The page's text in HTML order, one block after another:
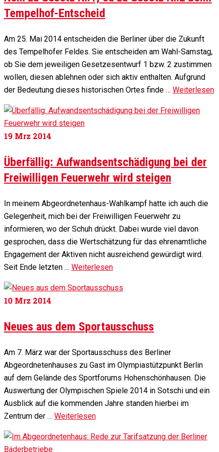
Tempelhof-Entscheid
Am 25. Mai 2014 entscheiden die Berliner über die Zukunft
des Tempelhofer Feldes. Sie entscheiden am Wahl-Samstag,
ob Sie dem jeweiligen Gesetzesentwurf 1 bzw. 2 zustimmen
wollen, diesen ablehnen oder sich aktiv enthalten. Aufgrund
der Bedeutung dieses historischen Ortes finde … Weiterlesen
19 Mrz 2014
Überfällig: Aufwandsentschädigung bei der
Freiwilligen Feuerwehr wird steigen
In meinem Abgeordnetenhaus-Wahlkampf hatte ich auch die
Gelegenheit, mich bei der Freiwilligen Feuerwehr zu
informieren, wo der Schuh drückt. Dabei wurde viel davon
gesprochen, dass die Wertschätzung für das ehrenamtliche
Engagement der Aktiven nicht ausreichend gewürdigt wird.
Seit Ende letzten … Weiterlesen
10 Mrz 2014
Neues aus dem Sportausschuss
Am 7. März war der Sportausschuss des Berliner
Abgeordnetenhauses zu Gast im Olympiastützpunkt Berlin
auf dem Gelände des Sportforums Hohenschönhausen. Die
Auswertung der Olympischen Spiele 2014 in Sotschi und ein
Ausblick auf die kommenden Jahre standen hierbei im
Zentrum der … Weiterlesen